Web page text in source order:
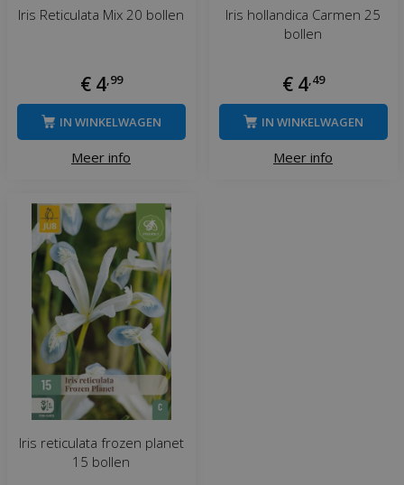
Iris Reticulata Mix 20 bollen
€ 4,99
Meer info
IN WINKELWAGEN
Iris hollandica Carmen 25
bollen
€ 4,49
Meer info
IN WINKELWAGEN
Iris reticulata frozen planet
15 bollen